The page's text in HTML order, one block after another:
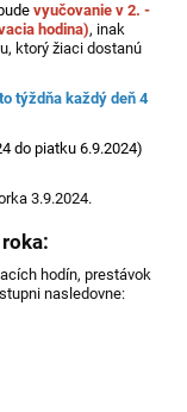
budevyučovanie v 2. -
hodina), inak
ktorý žiaci dostanú
týždňa každý deň 4
do piatku 6.9.2024)
3.9.2024.
hodín, prestávok
nasledovne: